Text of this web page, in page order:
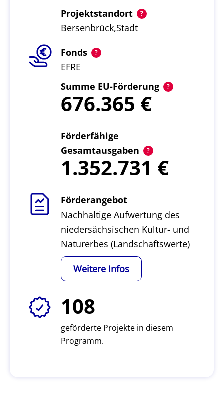
Projektstandort
Bersenbrück,Stadt
Fonds
EFRE
Summe EU-Förderung
676.365
Förderfähige
Gesamtausgaben
1.352.731
Förderangebot
Nachhaltige Aufwertung des
niedersächsischen Kultur- und
Naturerbes (Landschaftswerte)
Weitere Infos
108
geförderte Projekte in diesem
Programm.